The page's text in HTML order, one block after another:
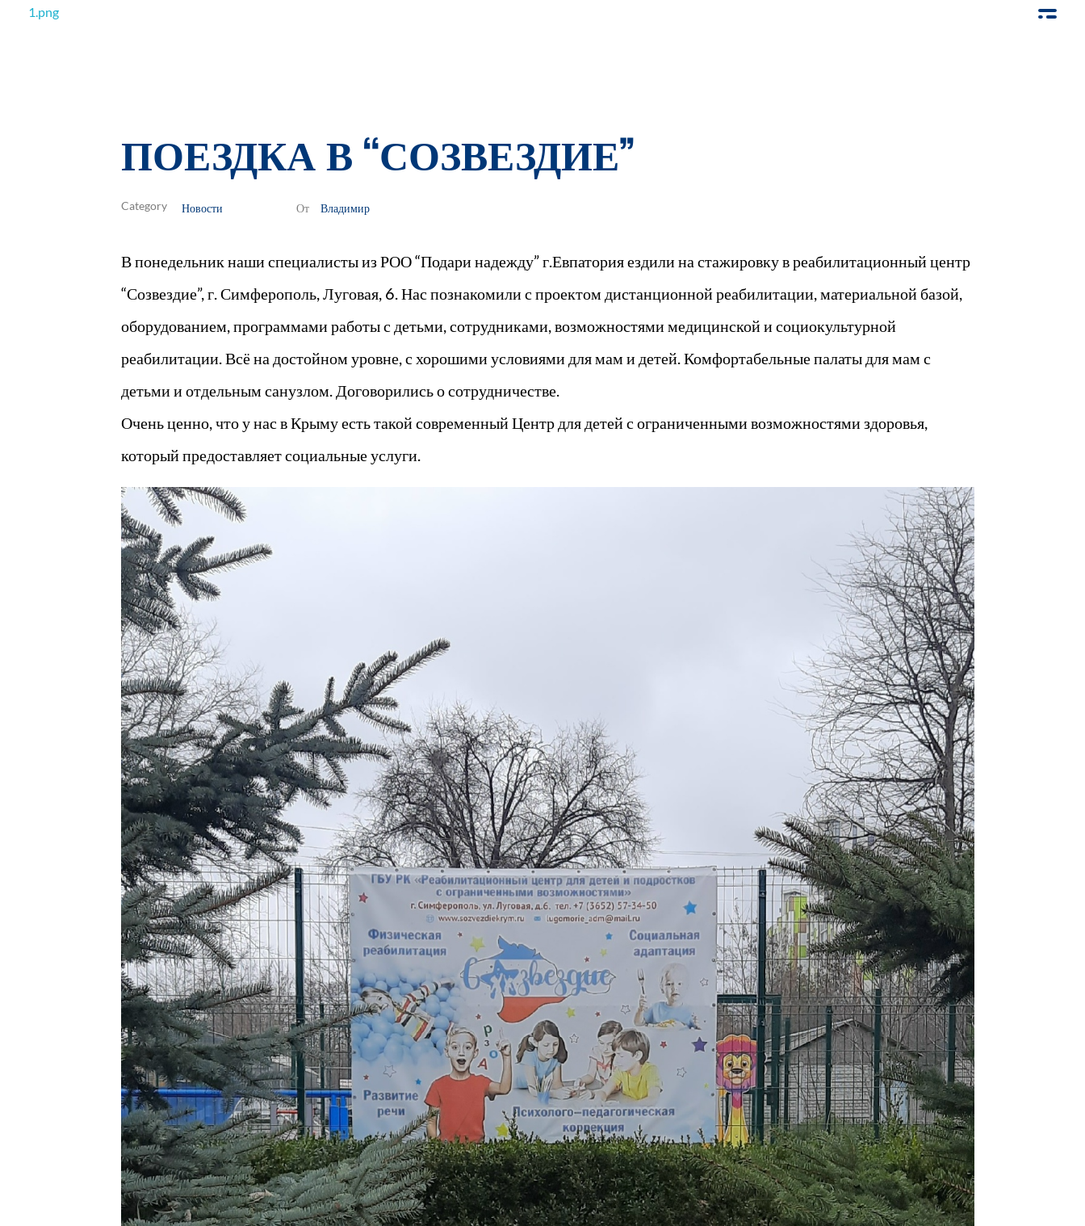
ПОЕЗДКА В “СОЗВЕЗДИЕ”
От Владимир
Новости
В понедельник наши специалисты из РОО “Подари надежду” г.Евпатория ездили на стажировку в реабилитационный центр
“Созвездие”, г. Симферополь, Луговая, 6. Нас познакомили с проектом дистанционной реабилитации, материальной базой,
оборудованием, программами работы с детьми, сотрудниками, возможностями медицинской и социокультурной
реабилитации. Всё на достойном уровне, с хорошими условиями для мам и детей. Комфортабельные палаты для мам с
детьми и отдельным санузлом. Договорились о сотрудничестве.
Очень ценно, что у нас в Крыму есть такой современный Центр для детей с ограниченными возможностями здоровья,
который предоставляет социальные услуги.